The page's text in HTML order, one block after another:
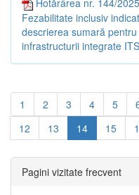
Hotărârea nr. 144/
Fezabilitate inclusiv
descrierea sumară
infrastructurii integrate
1 2 3 4 5
12
13 14 15
Pagini vizitate frecvent